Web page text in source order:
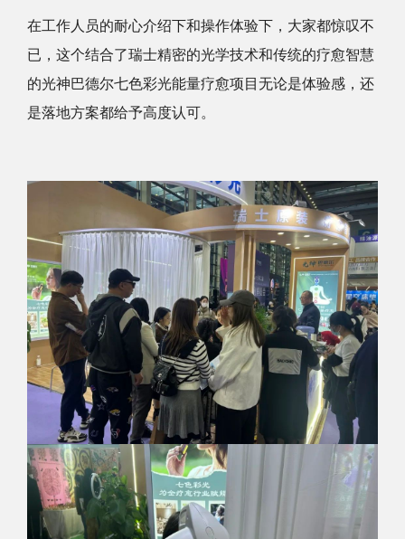
在工作人员的耐心介绍下和操作体验下，大家都惊叹不
已，这个结合了瑞士精密的光学技术和传统的疗愈智慧
的光神巴德尔七色彩光能量疗愈项目无论是体验感，还
是落地方案都给予高度认可。